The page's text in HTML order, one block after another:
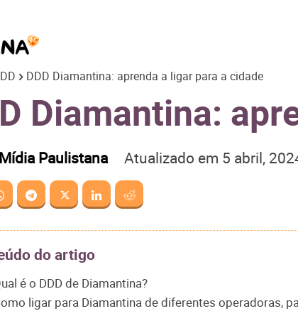
Paulistana
DDD Diamantina: aprenda a ligar para a cidade
Diamantina:
Mídia Paulistana Atualizado em 5 abril,
do artigo
é o DDD de Diamantina?
ligar para Diamantina de diferentes operadoras,